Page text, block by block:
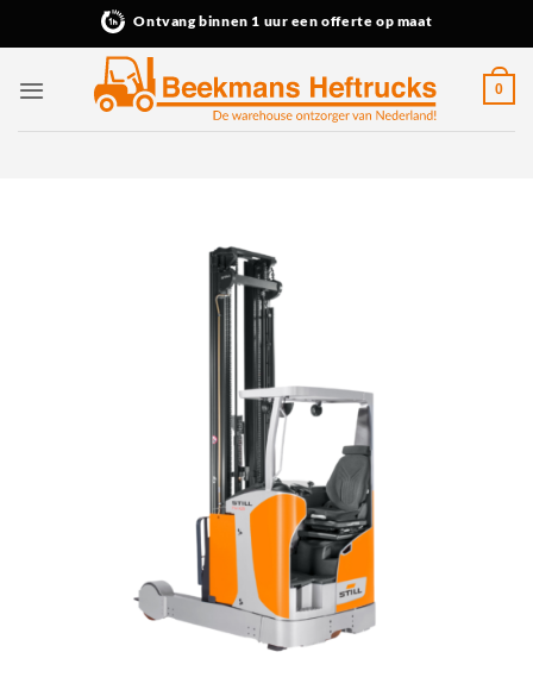
Ontvang binnen 1 uur een offerte op maat
0